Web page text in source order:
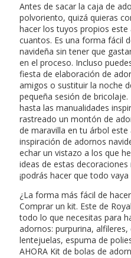
Antes de sacar la caja de
polvoriento, quizá quieras
hacer los tuyos propios
cuantos. Es una forma fácil
navideña sin tener que
en el proceso. Incluso
fiesta de elaboración de
amigos o sustituir la noche
pequeña sesión de
hasta las manualidades
rastreado un montón de
de maravilla en tu árbol este
inspiración de adornos
echar un vistazo a los que
ideas de estas
¡podrás hacer que todo
¿La forma más fácil de
Comprar un kit. Este de
todo lo que necesitas para
adornos: purpurina,
lentejuelas, espuma de
AHORA Kit de bolas de